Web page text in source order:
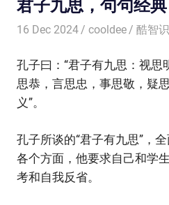
君子九思，句句经典
16 Dec 2024 cooldee 酷智识
孔子曰：“君子有九思：视
思恭，言思忠，事思敬，疑
义”。
孔子所谈的“君子有九思”，
各个方面，他要求自己和学
考和自我反省。